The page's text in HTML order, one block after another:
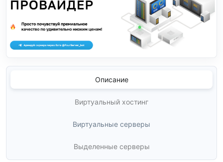
Описание
Виртуальный хостинг
Виртуальные серверы
Выделенные серверы